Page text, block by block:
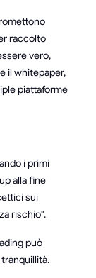
raccolto
vero,
il whitepaper,
piattaforme
i primi
alla fine
sui
rischio".
può